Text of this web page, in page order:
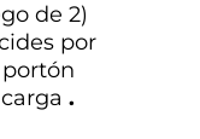
de 2)
por
.